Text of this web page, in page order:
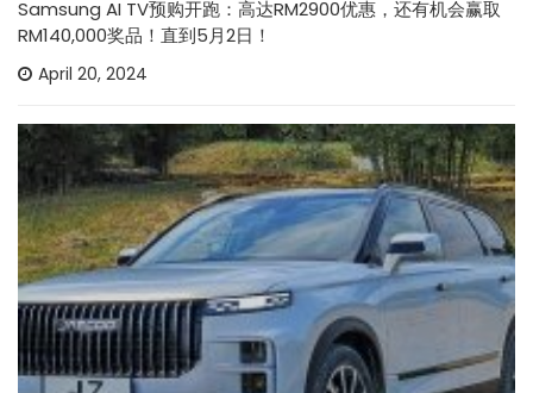
Samsung AI TV预购开跑：高达RM2900优惠，还有机会赢取
RM140,000奖品！直到5月2日！
April 20, 2024